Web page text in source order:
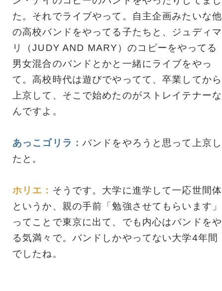
た。それでライブやって。自主企画みたいな他
の高校バンドをやってる子たちと、ジュディマ
リ（JUDY AND MARY）のコピーをやってる
男女混合のバンドとかと一緒にライブをやっ
て。高校時代は遊びでやってて、卒業してから
上京して、そこで始めたのがストレイテナーな
んですよ。
あっこゴリラ： バンドをやろうと思って上京し
たと。
ホリエ： そうです。大学に進学して一応世間体
というか、親の手前「勉強させてもらいます」
ってことで東京に出て、でも内心はバンドをや
る気満々で。バンドしかやってない大学4年間
でしたね。